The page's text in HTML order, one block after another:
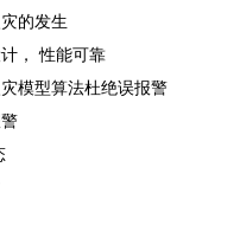
的发生
， 性能可靠
模型算法杜绝误报警